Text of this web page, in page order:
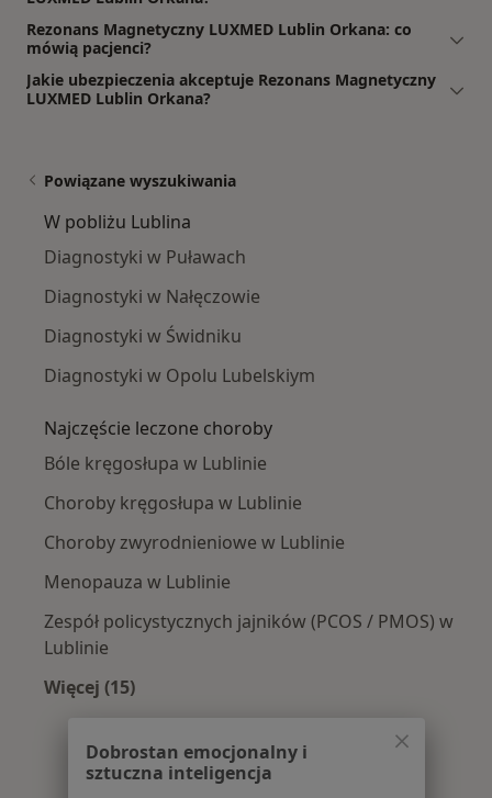
Rezonans Magnetyczny LUXMED Lublin Orkana: co
mówią pacjenci?
Jakie ubezpieczenia akceptuje Rezonans Magnetyczny
LUXMED Lublin Orkana?
Powiązane wyszukiwania
W pobliżu Lublina
Diagnostyki w Puławach
Diagnostyki w Nałęczowie
Diagnostyki w Świdniku
Diagnostyki w Opolu Lubelskiym
Najczęście leczone choroby
Bóle kręgosłupa w Lublinie
Choroby kręgosłupa w Lublinie
Choroby zwyrodnieniowe w Lublinie
Menopauza w Lublinie
Zespół policystycznych jajników (PCOS / PMOS) w
Lublinie
Więcej (15)
Dobrostan emocjonalny i
sztuczna inteligencja